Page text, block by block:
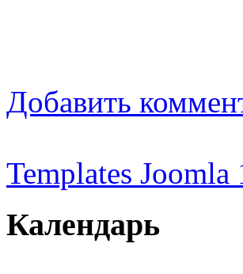
Добавить
Templates Joomla
Календарь